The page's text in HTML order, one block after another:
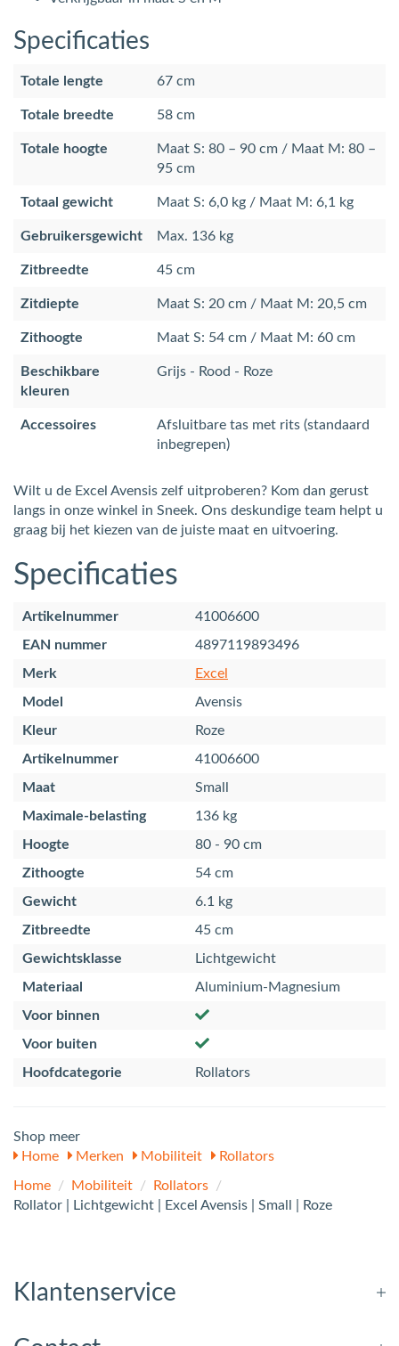
Specificaties
Totale lengte 67 cm
Totale breedte 58 cm
Totale hoogte
Maat S: 80 – 90 cm / Maat M: 80 –
95 cm
Totaal gewicht Maat S: 6,0 kg / Maat M: 6,1 kg
Gebruikersgewicht Max. 136 kg
Zitbreedte 45 cm
Zitdiepte Maat S: 20 cm / Maat M: 20,5 cm
Zithoogte Maat S: 54 cm / Maat M: 60 cm
Beschikbare
kleuren
Grijs - Rood - Roze
Accessoires
Afsluitbare tas met rits (standaard
inbegrepen)
Wilt u de Excel Avensis zelf uitproberen? Kom dan gerust
langs in onze winkel in Sneek. Ons deskundige team helpt u
graag bij het kiezen van de juiste maat en uitvoering.
Specificaties
Artikelnummer
41006600
EAN nummer
4897119893496
Merk
Excel
Model
Avensis
Kleur
Roze
Artikelnummer
41006600
Maat
Small
Maximale-belasting
136 kg
Hoogte
80 - 90 cm
Zithoogte
54 cm
Gewicht
6.1 kg
Zitbreedte
45 cm
Gewichtsklasse
Lichtgewicht
Materiaal
Aluminium-Magnesium
Voor binnen
Voor buiten
Hoofdcategorie
Rollators
Shop meer
Home
Merken Mobiliteit Rollators
Home / Mobiliteit / Rollators
/
Rollator | Lichtgewicht | Excel Avensis | Small | Roze
Klantenservice